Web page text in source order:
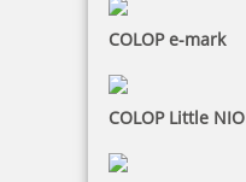
COLOP e-mark
COLOP Little NIO